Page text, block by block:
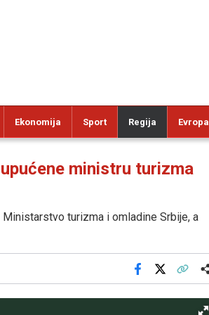
Ekonomija Sport Regija Evropa
ministru turizma
turizma i omladine Srbije, a
Facebook